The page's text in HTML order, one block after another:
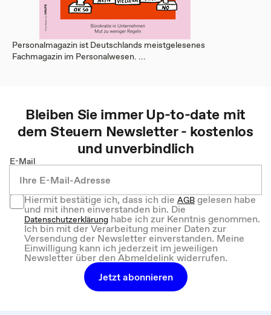
Personalmagazin ist Deutschlands meistgelesenes
Fachmagazin im Personalwesen. ...
Bleiben Sie immer Up-to-date mit
demSteuern Newsletter - kostenlos
und unverbindlich
E-Mail
Hiermit bestätige ich, dass ich dieAGBgelesen habe
und mit ihnen einverstanden bin. Die
Datenschutzerklärung habe ich zur Kenntnis genommen.
Ich bin mit der Verarbeitung meiner Daten zur
Versendung der Newsletter einverstanden. Meine
Einwilligung kann ich jederzeit im jeweiligen
Newsletter über den Abmeldelink widerrufen.
Jetzt abonnieren